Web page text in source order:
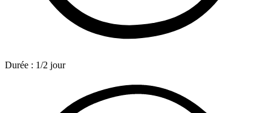
Durée : 1/2 jour